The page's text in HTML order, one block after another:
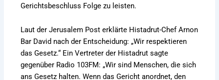
Gerichtsbeschluss Folge zu leisten.
Laut der Jerusalem Post erklärte Histadrut-Chef Arnon
Bar David nach der Entscheidung: „Wir respektieren
das Gesetz.“ Ein Vertreter der Histadrut sagte
gegenüber Radio 103FM: „Wir sind Menschen, die sich
ans Gesetz halten. Wenn das Gericht anordnet, den